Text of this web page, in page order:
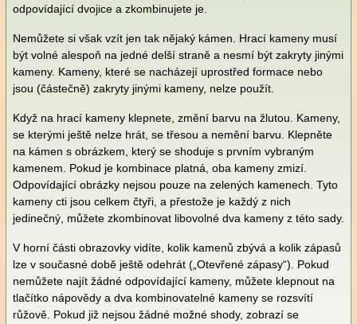
odpovídající dvojice a zkombinujete je.
Nemůžete si však vzít jen tak nějaký kámen. Hrací kameny musí
být volné alespoň na jedné delší straně a nesmí být zakryty jinými
kameny. Kameny, které se nacházejí uprostřed formace nebo
jsou (částečně) zakryty jinými kameny, nelze použít.
Když na hrací kameny klepnete, změní barvu na žlutou. Kameny,
se kterými ještě nelze hrát, se třesou a nemění barvu. Klepněte
na kámen s obrázkem, který se shoduje s prvním vybraným
kamenem. Pokud je kombinace platná, oba kameny zmizí.
Odpovídající obrázky nejsou pouze na zelených kamenech. Tyto
kameny cti jsou celkem čtyři, a přestože je každý z nich
jedinečný, můžete zkombinovat libovolné dva kameny z této sady.
V horní části obrazovky vidíte, kolik kamenů zbývá a kolik zápasů
lze v současné době ještě odehrát („Otevřené zápasy“). Pokud
nemůžete najít žádné odpovídající kameny, můžete klepnout na
tlačítko nápovědy a dva kombinovatelné kameny se rozsvítí
růžově. Pokud již nejsou žádné možné shody, zobrazí se